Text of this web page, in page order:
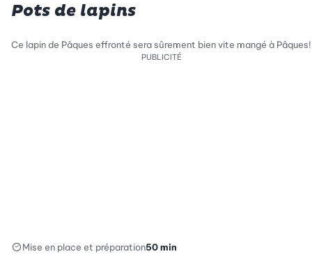
Pots de lapins
Ce lapin de Pâques effronté sera sûrement bien vite mangé à Pâques!
PUBLICITÉ
Mise en place et préparation50 min